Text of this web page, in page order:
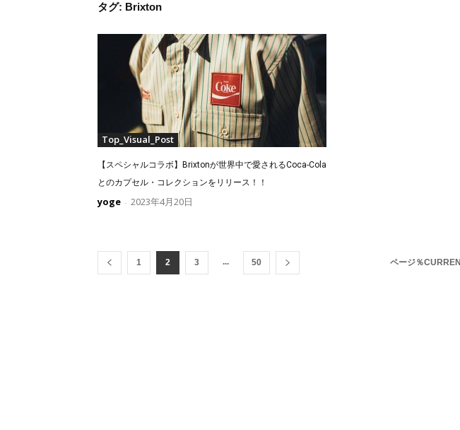
タグ: Brixton
Top_Visual_Post
【スペシャルコラボ】Brixtonが世界中で愛されるCoca-Cola
とのカプセル・コレクションをリリース！！
yoge - 2023年4月20日
1 2 3 ... 50 ページ％